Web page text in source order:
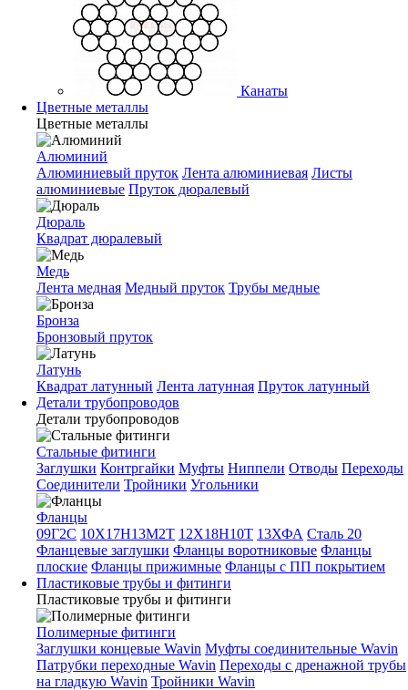
Канаты
Цветные металлы
Цветные металлы
Алюминий
Алюминиевый пруток Лента алюминиевая Листы
алюминиевые Пруток дюралевый
Дюраль
Квадрат дюралевый
Медь
Лента медная Медный пруток Трубы медные
Бронза
Бронзовый пруток
Латунь
Квадрат латунный Лента латунная Пруток латунный
Детали трубопроводов
Детали трубопроводов
Стальные фитинги
Заглушки Контргайки Муфты Ниппели Отводы Переходы
Соединители Тройники Угольники
Фланцы
09Г2С 10Х17Н13М2Т 12Х18Н10Т 13ХФА Сталь 20
Фланцевые заглушки Фланцы воротниковые Фланцы
плоские Фланцы прижимные Фланцы с ПП покрытием
Пластиковые трубы и фитинги
Пластиковые трубы и фитинги
Полимерные фитинги
Заглушки концевые Wavin Муфты соединительные Wavin
Патрубки переходные Wavin Переходы с дренажной трубы
на гладкую Wavin Тройники Wavin